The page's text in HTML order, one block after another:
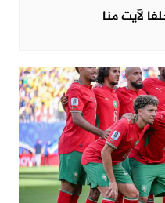
لآيت منا